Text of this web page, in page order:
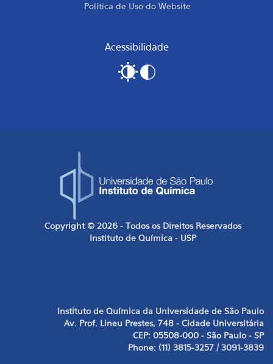
Política de Uso do Website
Acessibilidade
Copyright © 2026 - Todos os Direitos Reservados
Instituto de Química - USP
Instituto de Química da Universidade de São Paulo
Av. Prof. Lineu Prestes, 748 - Cidade Universitária
CEP: 05508-000 - São Paulo - SP
Phone: (11) 3815-3257 / 3091-3839